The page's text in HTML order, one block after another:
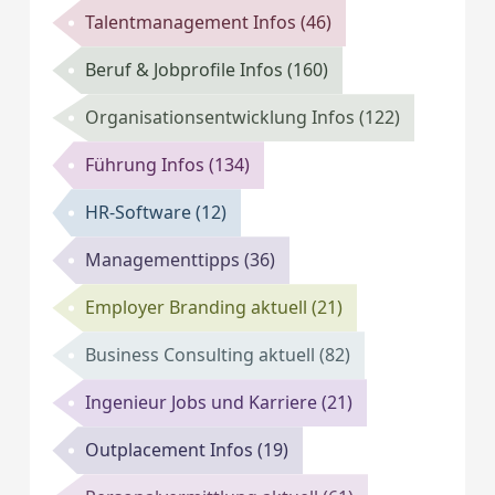
Talentmanagement Infos(46)
Beruf & Jobprofile Infos(160)
Organisationsentwicklung Infos(122)
Führung Infos(134)
HR-Software(12)
Managementtipps(36)
Employer Branding aktuell(21)
Business Consulting aktuell(82)
Ingenieur Jobs und Karriere(21)
Outplacement Infos(19)